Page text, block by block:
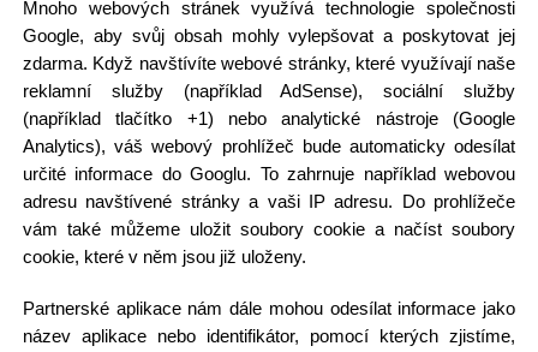
Mnoho webových stránek využívá technologie společnosti
Google, aby svůj obsah mohly vylepšovat a poskytovat jej
zdarma. Když navštívíte webové stránky, které využívají naše
reklamní služby (například AdSense), sociální služby
(například tlačítko +1) nebo analytické nástroje (Google
Analytics), váš webový prohlížeč bude automaticky odesílat
určité informace do Googlu. To zahrnuje například webovou
adresu navštívené stránky a vaši IP adresu. Do prohlížeče
vám také můžeme uložit soubory cookie a načíst soubory
cookie, které v něm jsou již uloženy.
Partnerské aplikace nám dále mohou odesílat informace jako
název aplikace nebo identifikátor, pomocí kterých zjistíme,